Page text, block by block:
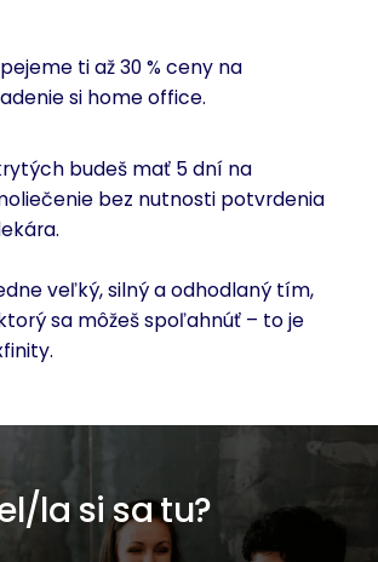
ti až 30 % ceny na
si home office.
budeš mať 5 dní na
bez nutnosti potvrdenia
veľký, silný a odhodlaný tím,
sa môžeš spoľahnúť – to je
la si sa tu?